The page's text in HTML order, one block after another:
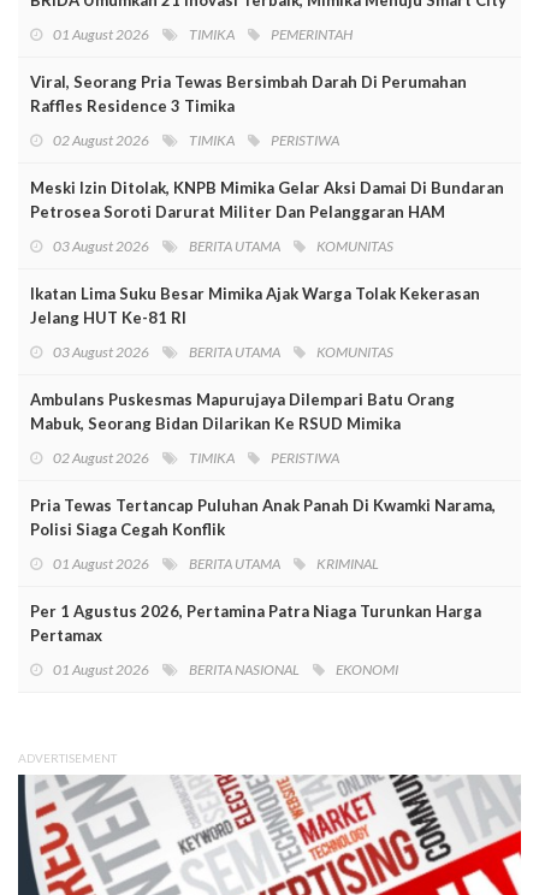
01 August 2026 TIMIKA PEMERINTAH
Viral, Seorang Pria Tewas Bersimbah Darah Di Perumahan
Raffles Residence 3 Timika
02 August 2026 TIMIKA PERISTIWA
Meski Izin Ditolak, KNPB Mimika Gelar Aksi Damai Di Bundaran
Petrosea Soroti Darurat Militer Dan Pelanggaran HAM
03 August 2026 BERITA UTAMA KOMUNITAS
Ikatan Lima Suku Besar Mimika Ajak Warga Tolak Kekerasan
Jelang HUT Ke-81 RI
03 August 2026 BERITA UTAMA KOMUNITAS
Ambulans Puskesmas Mapurujaya Dilempari Batu Orang
Mabuk, Seorang Bidan Dilarikan Ke RSUD Mimika
02 August 2026 TIMIKA PERISTIWA
Pria Tewas Tertancap Puluhan Anak Panah Di Kwamki Narama,
Polisi Siaga Cegah Konflik
01 August 2026 BERITA UTAMA KRIMINAL
Per 1 Agustus 2026, Pertamina Patra Niaga Turunkan Harga
Pertamax
01 August 2026 BERITA NASIONAL EKONOMI
ADVERTISEMENT